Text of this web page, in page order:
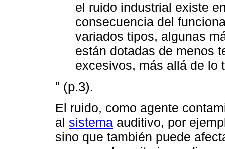
el ruido industrial existe
consecuencia del
variados tipos, algunas
están dotadas de menos
excesivos, más allá de lo
” (p.3).
El ruido, como agente
al sistema auditivo, por
sino que también puede